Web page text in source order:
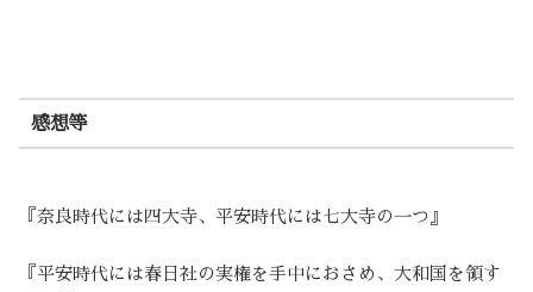
感想等
『奈良時代には四大寺、平安時代には七大寺の一つ』
『平安時代には春日社の実権を手中におさめ、大和国を領す